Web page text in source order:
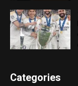
Categories